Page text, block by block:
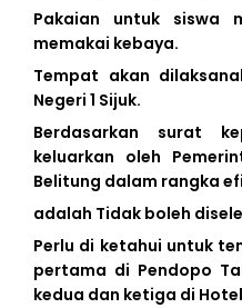
Pakaian untuk siswa
memakai kebaya.
Tempat akan
Negeri 1 Sijuk.
Berdasarkan surat
keluarkan oleh
Belitung dalam rangka
adalah Tidak boleh
Perlu di ketahui untuk
pertama di Pendopo
kedua dan ketiga di